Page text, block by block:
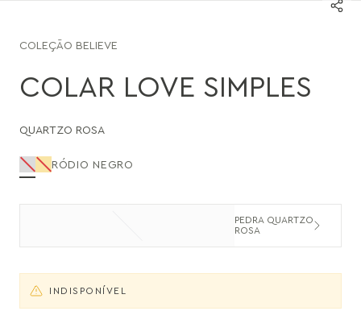
COLEÇÃO BELIEVE
COLAR LOVE SIMPLES
QUARTZO ROSA
RÓDIO NEGRO
PEDRA QUARTZO
ROSA
INDISPONÍVEL